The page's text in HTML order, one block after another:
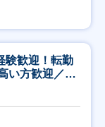
験歓迎！転勤
い方歓迎／土